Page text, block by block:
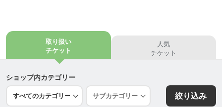
ガラス表面の温度を保つ事で冬場に窓からの冷気を
抑え、室内の暖気が逃げにくくなります。
単板ガラス窓でも複層ガラスに近い断熱効果が得ら
れます。
・防犯
取り扱い
チケット
人気
チケット
ショップ内カテゴリー
絞り込み